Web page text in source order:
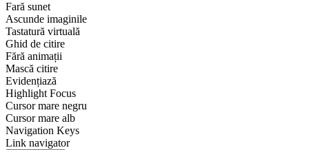
Fară sunet
Ascunde imaginile
Tastatură virtuală
Ghid de citire
Fără animații
Mască citire
Evidențiază
Highlight Focus
Cursor mare negru
Cursor mare alb
Navigation Keys
Link navigator